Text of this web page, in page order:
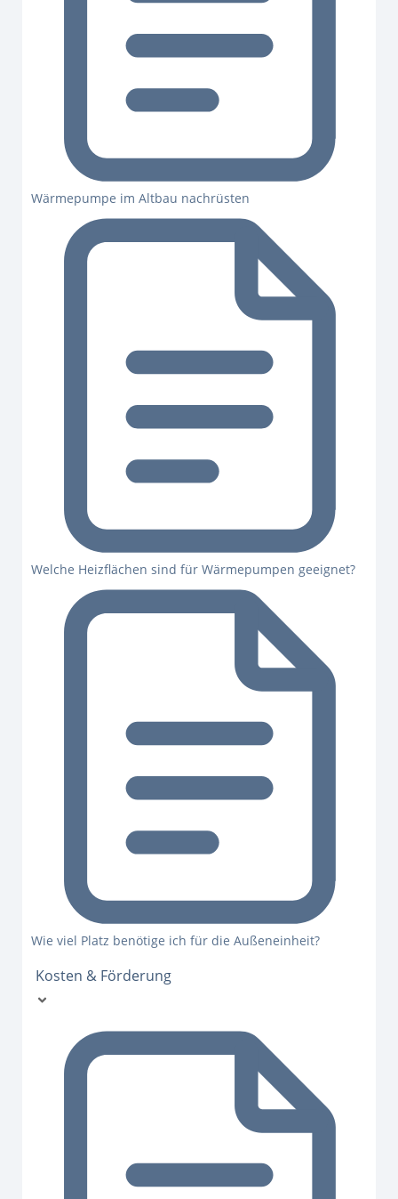
Wärmepumpe im Altbau nachrüsten
Welche Heizflächen sind für Wärmepumpen geeignet?
Wie viel Platz benötige ich für die Außeneinheit?
Kosten & Förderung